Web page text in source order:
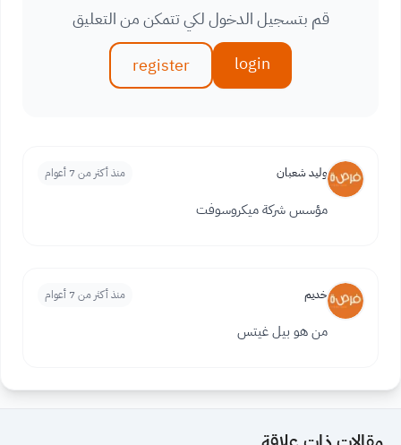
قم بتسجيل الدخول لكي تتمكن من التعليق
login
register
وليد شعبان منذ أكثر من 7 أعوام
مؤسس شركة ميكروسوفت
خديم منذ أكثر من 7 أعوام
من هو بيل غيتس